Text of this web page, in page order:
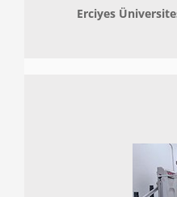
Erciyes